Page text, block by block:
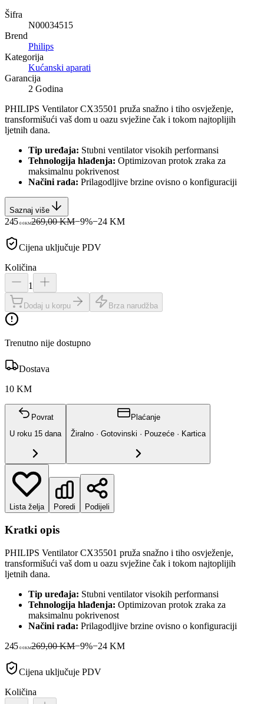
Šifra
N00034515
Brend
Philips
Kategorija
Kućanski aparati
Garancija
2 Godina
PHILIPS Ventilator CX35501 pruža snažno i tiho osvježenje,
transformišući vaš dom u oazu svježine čak i tokom najtoplijih
ljetnih dana.
Tip uređaja: Stubni ventilator visokih performansi
Tehnologija hlađenja: Optimizovan protok zraka za
maksimalnu pokrivenost
Načini rada: Prilagodljive brzine ovisno o konfiguraciji
Saznaj više
245 00KM269,00 KM−9%−24 KM
Cijena uključuje PDV
Količina
1
Dodaj u korpu Brza narudžba
Trenutno nije dostupno
Dostava
10 KM
Povrat
U roku 15 dana
Plaćanje
Žiralno · Gotovinski · Pouzeće · Kartica
Lista želja Poredi Podijeli
Kratki opis
PHILIPS Ventilator CX35501 pruža snažno i tiho osvježenje,
transformišući vaš dom u oazu svježine čak i tokom najtoplijih
ljetnih dana.
Tip uređaja: Stubni ventilator visokih performansi
Tehnologija hlađenja: Optimizovan protok zraka za
maksimalnu pokrivenost
Načini rada: Prilagodljive brzine ovisno o konfiguraciji
245 00KM269,00 KM−9%−24 KM
Cijena uključuje PDV
Količina